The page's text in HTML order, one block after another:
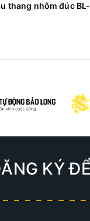
thang nhôm đúc
KÝ